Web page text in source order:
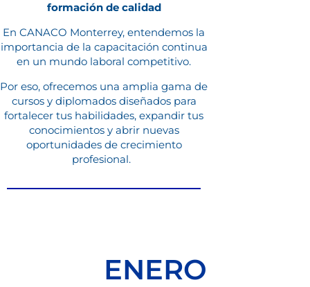
formación de calidad
En CANACO Monterrey, entendemos la
importancia de la capacitación continua
en un mundo laboral competitivo.
Por eso, ofrecemos una amplia gama de
cursos y diplomados diseñados para
fortalecer tus habilidades, expandir tus
conocimientos y abrir nuevas
oportunidades de crecimiento
profesional.
ENERO